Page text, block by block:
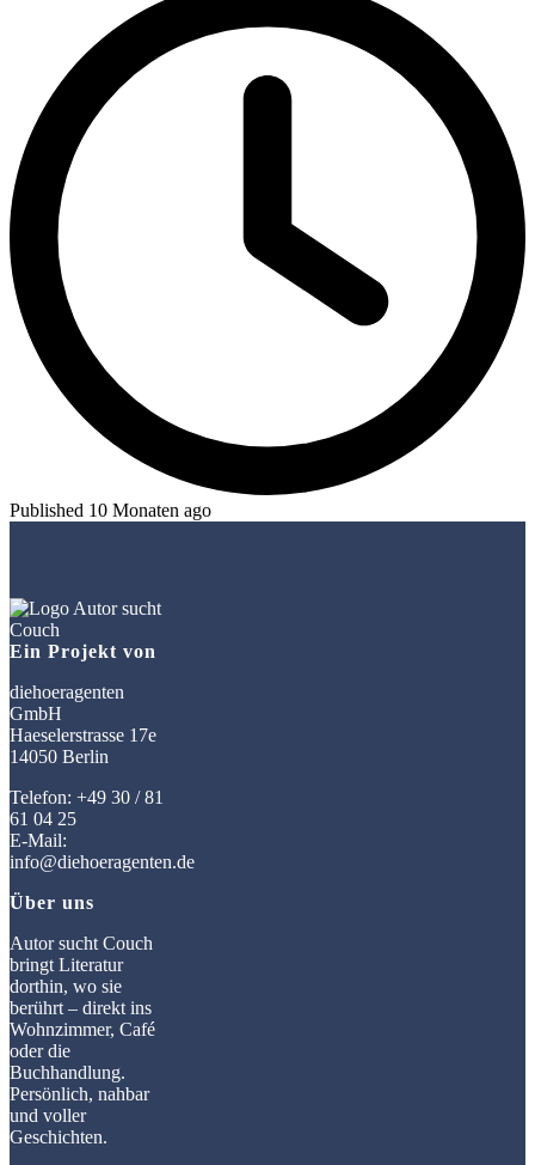
Published 10 Monaten ago
Ein Projekt von
diehoeragenten
GmbH
Haeselerstrasse 17e
14050 Berlin
Telefon: +49 30 / 81
61 04 25
E-Mail:
info@diehoeragenten.de
Über uns
Autor sucht Couch
bringt Literatur
dorthin, wo sie
berührt – direkt ins
Wohnzimmer, Café
oder die
Buchhandlung.
Persönlich, nahbar
und voller
Geschichten.